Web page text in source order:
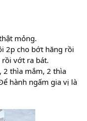
mỏng.
2p cho bớt hăng rồi
vớt ra bát.
2 thìa mắm, 2 thìa
hành ngấm gia vị là